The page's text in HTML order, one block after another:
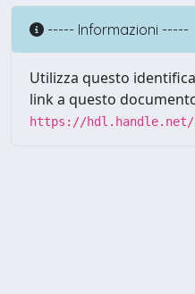
----- Informazioni -----
Utilizza questo
link a questo
https://hdl.handle.net/